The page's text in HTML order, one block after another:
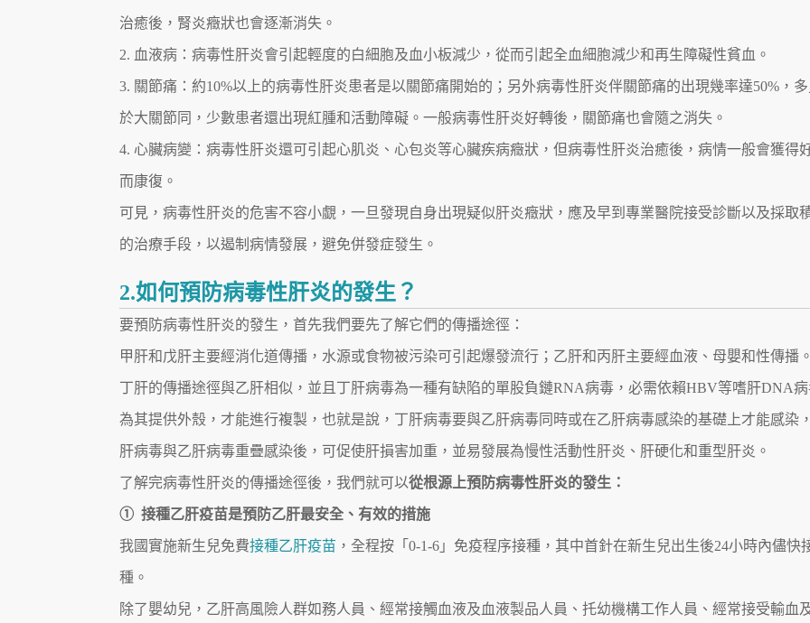
治癒後，腎炎癥狀也會逐漸消失。
2. 血液病：病毒性肝炎會引起輕度的白細胞及血小板減少，從而引起全血細胞減少和再生障礙性貧血。
3. 關節痛：約10%以上的病毒性肝炎患者是以關節痛開始的；另外病毒性肝炎伴關節痛的出現幾率達50%，
於大關節同，少數患者還出現紅腫和活動障礙。一般病毒性肝炎好轉後，關節痛也會隨之消失。
4. 心臟病變：病毒性肝炎還可引起心肌炎、心包炎等心臟疾病癥狀，但病毒性肝炎治癒後，病情一般會獲得
而康復。
可見，病毒性肝炎的危害不容小覷，一旦發現自身出現疑似肝炎癥狀，應及早到專業醫院接受診斷以及採取
的治療手段，以遏制病情發展，避免併發症發生。
2.如何預防病毒性肝炎的發生？
要預防病毒性肝炎的發生，首先我們要先了解它們的傳播途徑：
甲肝和戊肝主要經消化道傳播，水源或食物被污染可引起爆發流行；乙肝和丙肝主要經血液、母嬰和性傳播。
丁肝的傳播途徑與乙肝相似，並且丁肝病毒為一種有缺陷的單股負鏈RNA病毒，必需依賴HBV等嗜肝DNA
為其提供外殼，才能進行複製，也就是說，丁肝病毒要與乙肝病毒同時或在乙肝病毒感染的基礎上才能感染
肝病毒與乙肝病毒重疊感染後，可促使肝損害加重，並易發展為慢性活動性肝炎、肝硬化和重型肝炎。
了解完病毒性肝炎的傳播途徑後，我們就可以從根源上預防病毒性肝炎的發生：
① 接種乙肝疫苗是預防乙肝最安全、有效的措施
我國實施新生兒免費接種乙肝疫苗 ，全程按「0-1-6」免疫程序接種，其中首針在新生兒出生後24小時內儘快
種。
除了嬰幼兒，乙肝高風險人群如務人員、經常接觸血液及血液製品人員、托幼機構工作人員、經常接受輸血